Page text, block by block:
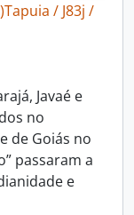
/ J83j /
Javaé e
no
de Goiás no
passaram a
e